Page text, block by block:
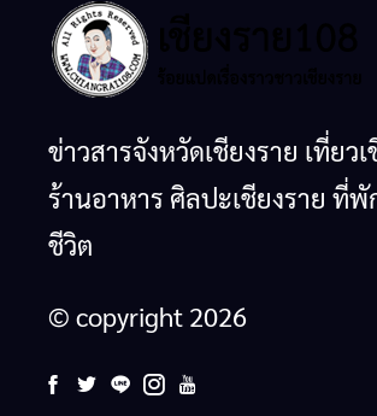
ข่าวสารจังหวัดเชียงราย เที่ยวเ
ร้านอาหาร ศิลปะเชียงราย ที่พั
ชีวิต
© copyright 2026